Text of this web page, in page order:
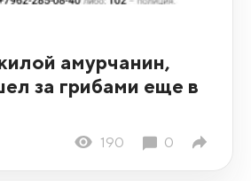
амурчанин,
за грибами еще в
190 0